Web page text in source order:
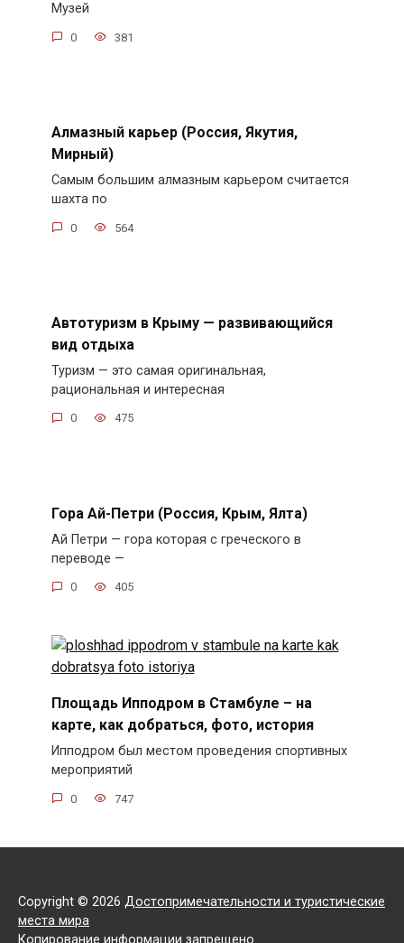
Музей
0 381
Алмазный карьер (Россия, Якутия,
Мирный)
Самым большим алмазным карьером считается
шахта по
0 564
Автотуризм в Крыму — развивающийся
вид отдыха
Туризм — это самая оригинальная,
рациональная и интересная
0 475
Гора Ай-Петри (Россия, Крым, Ялта)
Ай Петри — гора которая с греческого в
переводе —
0 405
Площадь Ипподром в Стамбуле – на
карте, как добраться, фото, история
Ипподром был местом проведения спортивных
мероприятий
0 747
Copyright © 2026 Достопримечательности и туристические
места мира
Копирование информации запрещено.